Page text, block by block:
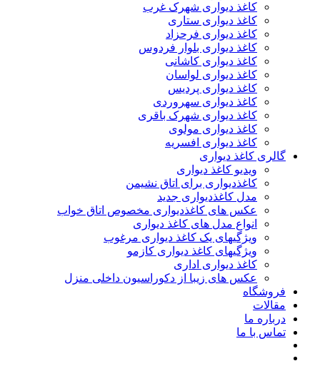
کاغذ دیواری شهرک غرب
کاغذ دیواری ستاری
کاغذ دیواری فرحزاد
کاغذ دیواری بلوار فردوس
کاغذ دیواری کاشانی
کاغذ دیواری لواسان
کاغذ دیواری پردیس
کاغذ دیواری سهروردی
کاغذ دیواری شهرک باقری
کاغذ دیواری مولوی
کاغذ دیواری افسریه
گالری کاغذ دیواری
ویدیو کاغذ دیواری
کاغذدیواری برای اتاق نشیمن
مدل کاغذدیواری جدید
عکس های کاغذدیواری مخصوص اتاق خواب
انواع مدل های کاغذ دیواری
ویژگیهای یک کاغذ دیواری مرغوب
ویژگیهای کاغذ دیواری کازمو
کاغذ دیواری اداری
عکس های زیبا از دکوراسیون داخلی منزل
فروشگاه
مقالات
درباره ما
تماس با ما